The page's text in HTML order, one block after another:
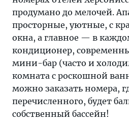
продумано до мелочей.
просторные, уютные, с
окна, а главное — в
кондиционер,
мини-бар (часто и
комната с роскошной
можно заказать номера,
перечисленного, будет
собственный бассейн!